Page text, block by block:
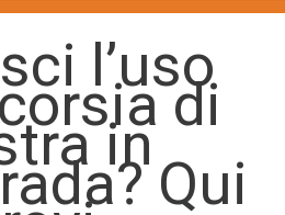
l’uso
di
in
Qui